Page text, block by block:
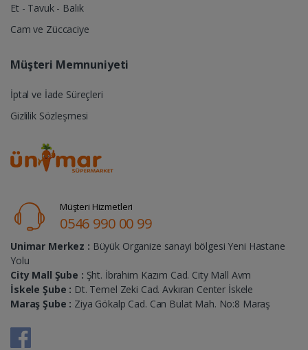
Et - Tavuk - Balık
Cam ve Züccaciye
Müşteri Memnuniyeti
İptal ve İade Süreçleri
Gizlilik Sözleşmesi
Müşteri Hizmetleri
0546 990 00 99
Unimar Merkez : Büyük Organize sanayi bölgesi Yeni Hastane
Yolu
City Mall Şube : Şht. İbrahim Kazım Cad. City Mall Avm
İskele Şube : Dt. Temel Zeki Cad. Avkıran Center İskele
Maraş Şube : Ziya Gökalp Cad. Can Bulat Mah. No:8 Maraş